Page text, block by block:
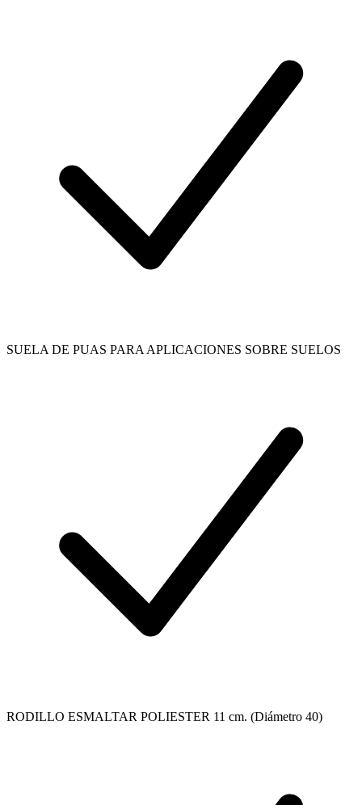
SUELA DE PUAS PARA APLICACIONES SOBRE SUELOS
RODILLO ESMALTAR POLIESTER 11 cm. (Diámetro 40)